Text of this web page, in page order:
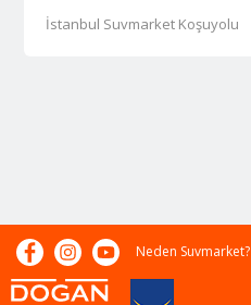
İstanbul Suvmarket Koşuyolu
Neden Suvmarket?